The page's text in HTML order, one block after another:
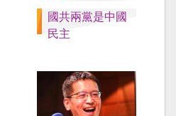
國共兩黨是中國
民主